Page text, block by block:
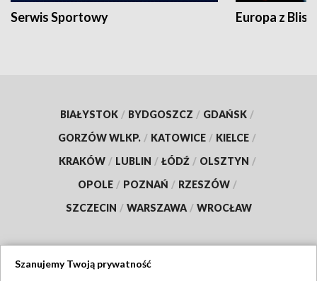
Serwis Sportowy Europa z
BIAŁYSTOK / BYDGOSZCZ / GDAŃSK /
GORZÓW WLKP. / KATOWICE / KIELCE /
KRAKÓW / LUBLIN / ŁÓDŹ / OLSZTYN /
OPOLE / POZNAŃ / RZESZÓW /
SZCZECIN / WARSZAWA / WROCŁAW
Szanujemy Twoją prywatność